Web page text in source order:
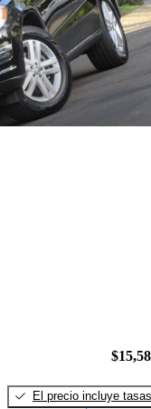
El precio incluye tasas